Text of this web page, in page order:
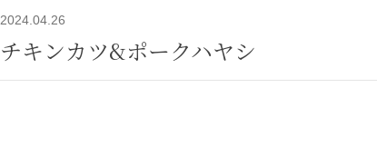
2024.04.26
チキンカツ&ポークハヤシ